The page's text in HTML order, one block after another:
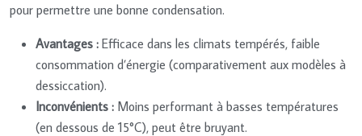
pour permettre une bonne condensation.
Avantages : Efficace dans les climats tempérés, faible
consommation d’énergie (comparativement aux modèles à
dessiccation).
Inconvénients : Moins performant à basses températures
(en dessous de 15°C), peut être bruyant.